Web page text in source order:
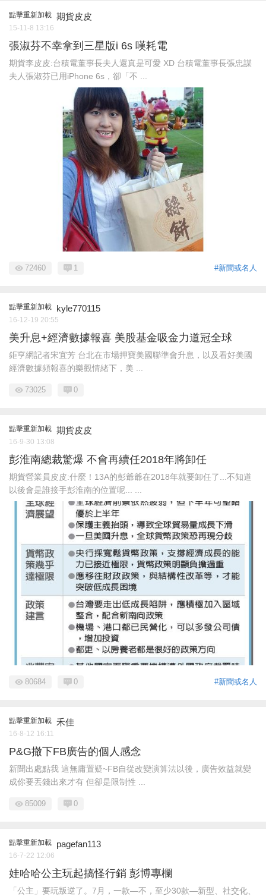
點擊重新加載 期貨皮皮
15-11-8 13:16
張淑芬不幸拿到三星版i 6s 嘆耗電
期貨李皮皮:台積電董事長夫人還真是可愛 XD 台積電董事長張忠謀
夫人張淑芬已用iPhone 6s，卻「不 ...
#新聞或名人
72460 1
點擊重新加載 kyle770115
16-12-19 20:55
美升息+經濟數據報喜 美股基金吸金力道冠全球
鉅亨網記者宋宜芳 台北在市場押寶美國聯準會升息，以及看好美國
經濟數據頻報喜的樂觀情緒下，美 ...
73025 0
點擊重新加載 期貨皮皮
16-9-30 13:08
彭淮南總裁驚爆 不會再續任2018年將卸任
期貨營業員皮皮:什麼！13A的彭爺爺在2018年就要卸任了...不知道
以後會是誰接手彭淮南的位置呢... ...
#新聞或名人
80684 0
點擊重新加載 禾佳
16-8-12 16:11
P&G撤下FB廣告的個人感念
新聞出處點我 這無庸置疑~FB自從改變演算法以後，廣告效益就變
成你要丟錢出來才有 但卻是限制性 ...
85009 0
點擊重新加載 pagefan113
16-7-22 12:06
娃哈哈公主玩起搞怪行銷 彭博專欄
「公主」要玩叛逆了。7月，一款—不，至少30款—新型、社交化、